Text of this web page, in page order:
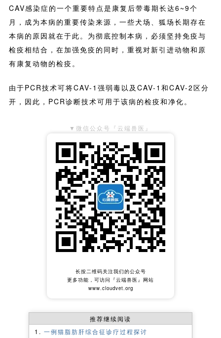
CAV感染症的一个重要特点是康复后带毒期长达6~9个
月，成为本病的重要传染来源，一些犬场、狐场长期存在
本病的原因就在于此。为彻底控制本病，必须坚持免疫与
检疫相结合，在加强免疫的同时，重视对新引进动物和原
有康复动物的检疫。
由于PCR技术可将CAV-1强弱毒以及CAV-1和CAV-2区分
开，因此，PCR诊断技术可用于该病的检疫和净化。
▼微信公众号『云端兽医』
长按二维码关注我们的公众号
更多功能，可访问『云端兽医』网站
www.cloudvet.org
推荐继续阅读
一例猫脂肪肝综合征诊疗过程探讨